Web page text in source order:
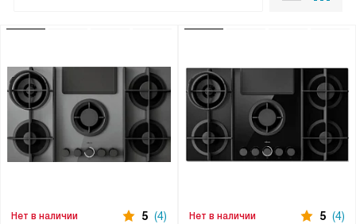
Нет в наличии 5 (4) Нет в наличии 5 (4)